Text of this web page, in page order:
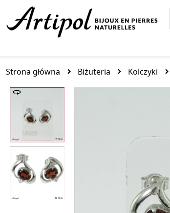
Strona główna Biżuteria Kolczyki